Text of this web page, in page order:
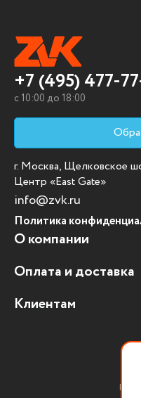
+7 (495) 477-
c 10:00 до 18:00
г. Москва, Щелковское
Центр «East Gate»
info@zvk.ru
Политика
О компании
Наши клиенты
Отзывы клиентов
Оплата и доставка
Оплата и доставка
Клиентам
Мультимедийное